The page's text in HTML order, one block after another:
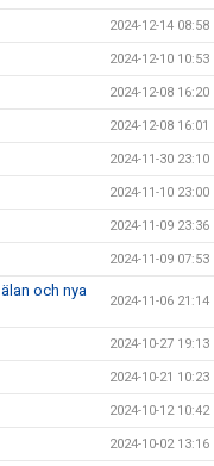
2024-12-14 08:58
2024-12-10 10:53
2024-12-08 16:20
2024-12-08 16:01
2024-11-30 23:10
2024-11-10 23:00
2024-11-09 23:36
2024-11-09 07:53
och nya
2024-11-06 21:14
2024-10-27 19:13
2024-10-21 10:23
2024-10-12 10:42
2024-10-02 13:16